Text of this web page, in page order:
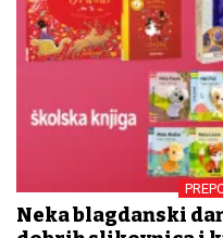
Neka blagdanski